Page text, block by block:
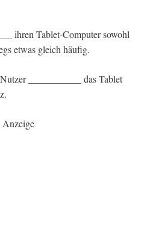
ihren Tablet-Computer sowohl
etwas gleich häufig.
___________ das Tablet
Anzeige